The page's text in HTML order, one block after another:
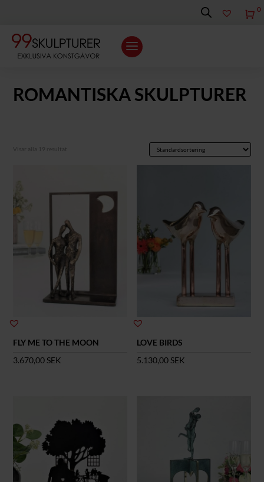
0
ROMANTISKA SKULPTURER
Visar alla 19 resultat
FLY ME TO THE MOON
3.670,00 SEK
LOVE BIRDS
5.130,00 SEK